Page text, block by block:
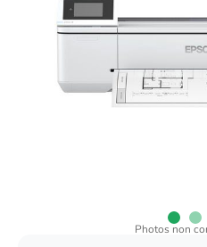
Photos non